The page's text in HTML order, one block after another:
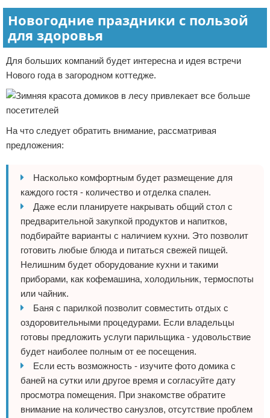
Новогодние праздники с пользой
для здоровья
Для больших компаний будет интересна и идея встречи
Нового года в загородном коттедже.
На что следует обратить внимание, рассматривая
предложения:
Насколько комфортным будет размещение для
каждого гостя - количество и отделка спален.
Даже если планируете накрывать общий стол с
предварительной закупкой продуктов и напитков,
подбирайте варианты с наличием кухни. Это позволит
готовить любые блюда и питаться свежей пищей.
Нелишним будет оборудование кухни и такими
приборами, как кофемашина, холодильник, термоспоты
или чайник.
Баня с парилкой позволит совместить отдых с
оздоровительными процедурами. Если владельцы
готовы предложить услуги парильщика - удовольствие
будет наиболее полным от ее посещения.
Если есть возможность - изучите фото домика с
баней на сутки или другое время и согласуйте дату
просмотра помещения. При знакомстве обратите
внимание на количество санузлов, отсутствие проблем